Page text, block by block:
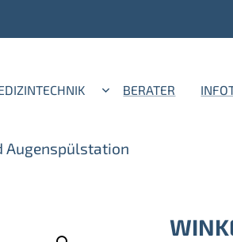
BERATER
Augenspülstation